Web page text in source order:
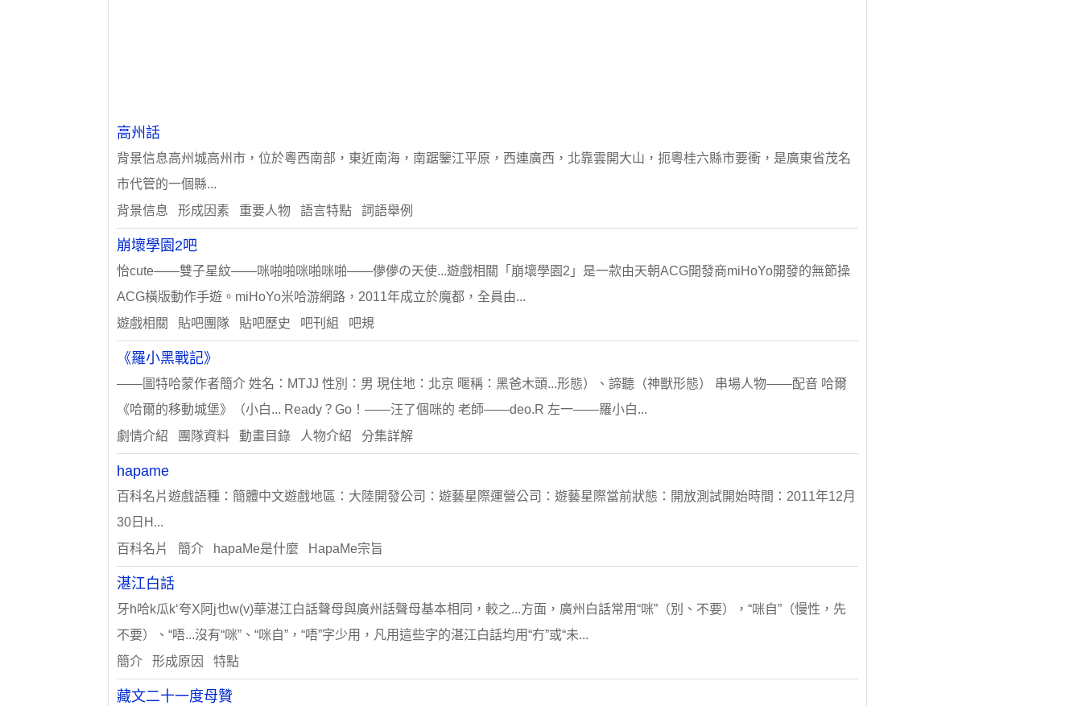
高州話
背景信息高州城高州市，位於粵西南部，東近南海，南踞鑒江平原，西連廣西，北靠雲開大山，扼粵桂六縣市要衝，是廣東省茂名
市代管的一個縣...
背景信息 形成因素 重要人物 語言特點 詞語舉例
崩壞學園2吧
怡cute——雙子星紋——咪啪啪咪啪咪啪——儚儚の天使...遊戲相關「崩壞學園2」是一款由天朝ACG開發商miHoYo開發的無節操
ACG橫版動作手遊。miHoYo米哈游網路，2011年成立於魔都，全員由...
遊戲相關 貼吧團隊 貼吧歷史 吧刊組 吧規
《羅小黑戰記》
——圖特哈蒙作者簡介 姓名：MTJJ 性別：男 現住地：北京 暱稱：黑爸木頭...形態）、諦聽（神獸形態） 串場人物——配音 哈爾
《哈爾的移動城堡》（小白... Ready？Go！——汪了個咪的 老師——deo.R 左一——羅小白...
劇情介紹 團隊資料 動畫目錄 人物介紹 分集詳解
hapame
百科名片遊戲語種：簡體中文遊戲地區：大陸開發公司：遊藝星際運營公司：遊藝星際當前狀態：開放測試開始時間：2011年12月
30日H...
百科名片 簡介 hapaMe是什麼 HapaMe宗旨
湛江白話
牙h哈k瓜k‘夸X阿j也w(v)華湛江白話聲母與廣州話聲母基本相同，較之...方面，廣州白話常用“咪”（別、不要），“咪自”（慢性，先
不要）、“唔...沒有“咪”、“咪自”，“唔”字少用，凡用這些字的湛江白話均用“冇”或“未...
簡介 形成原因 特點
藏文二十一度母贊